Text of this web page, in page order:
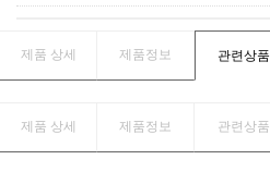
제품 상세 제품정보 관련상품
제품 상세 제품정보 관련상품